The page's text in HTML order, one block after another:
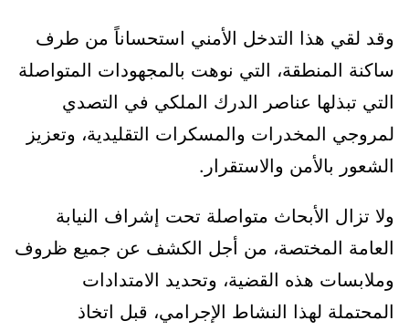
وقد لقي هذا التدخل الأمني استحساناً من طرف
ساكنة المنطقة، التي نوهت بالمجهودات المتواصلة
التي تبذلها عناصر الدرك الملكي في التصدي
لمروجي المخدرات والمسكرات التقليدية، وتعزيز
الشعور بالأمن والاستقرار.
ولا تزال الأبحاث متواصلة تحت إشراف النيابة
العامة المختصة، من أجل الكشف عن جميع ظروف
وملابسات هذه القضية، وتحديد الامتدادات
المحتملة لهذا النشاط الإجرامي، قبل اتخاذ